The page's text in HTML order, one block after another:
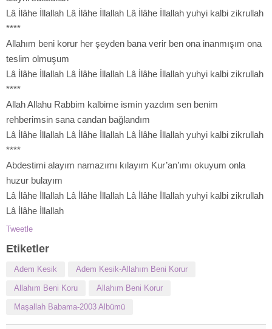
Lâ İlâhe İllallah Lâ İlâhe İllallah Lâ İlâhe İllallah yuhyi kalbi zikrullah
****
Allahım beni korur her şeyden bana verir ben ona inanmışım ona
teslim olmuşum
Lâ İlâhe İllallah Lâ İlâhe İllallah Lâ İlâhe İllallah yuhyi kalbi zikrullah
****
Allah Allahu Rabbim kalbime ismin yazdım sen benim
rehberimsin sana candan bağlandım
Lâ İlâhe İllallah Lâ İlâhe İllallah Lâ İlâhe İllallah yuhyi kalbi zikrullah
****
Abdestimi alayım namazımı kılayım Kur’an’ımı okuyum onla
huzur bulayım
Lâ İlâhe İllallah Lâ İlâhe İllallah Lâ İlâhe İllallah yuhyi kalbi zikrullah
Lâ İlâhe İllallah
Tweetle
Etiketler
Adem Kesik Adem Kesik-Allahım Beni Korur
Allahım Beni Koru Allahım Beni Korur
Maşallah Babama-2003 Albümü